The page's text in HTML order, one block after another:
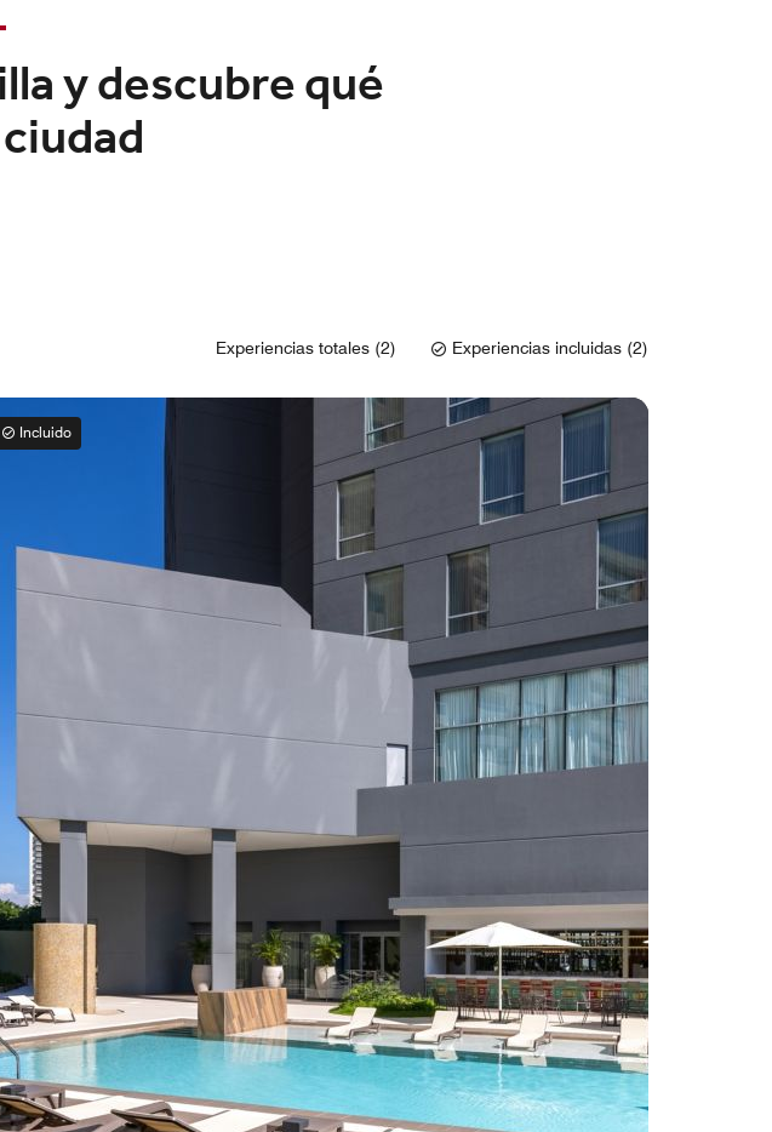
y descubre qué
Experiencias totales (2) Experiencias incluidas (2)
Incluido